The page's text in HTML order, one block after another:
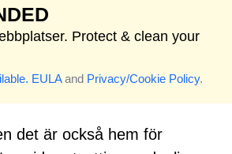
Protect & clean your
EULAand Privacy/Cookie Policy.
det är också hem för